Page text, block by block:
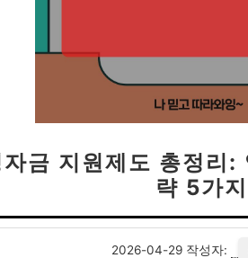
금 지원제도 총정리:
략 5가지
2026-04-29 작성자: